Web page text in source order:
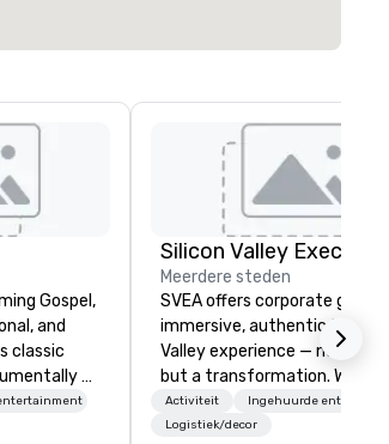
Gospel,
and
classic
on
Meerdere steden
SVEA offers corporate
immersive, authentic Silicon
Valley experience — not a
but a transformation. We
and facilitate custom
innovation tours, learning
Activiteit
Ingehuurde
Logistiek/decor